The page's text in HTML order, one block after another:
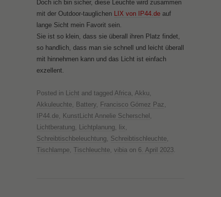
Doch ich bin sicher, diese Leuchte wird zusammen
mit der Outdoor-tauglichen LIX von IP44.de auf
lange Sicht mein Favorit sein.
Sie ist so klein, dass sie überall ihren Platz findet,
so handlich, dass man sie schnell und leicht überall
mit hinnehmen kann und das Licht ist einfach
exzellent.
Posted in Licht and tagged Africa Akku
Akkuleuchte Battery Francisco Gómez Paz
IP44.de KunstLicht Annelie Scherschel
Lichtberatung
Lichtplanung lix
Schreibtischbeleuchtung
Schreibtischleuchte
Tischlampe Tischleuchte vibia on 6. April 2023